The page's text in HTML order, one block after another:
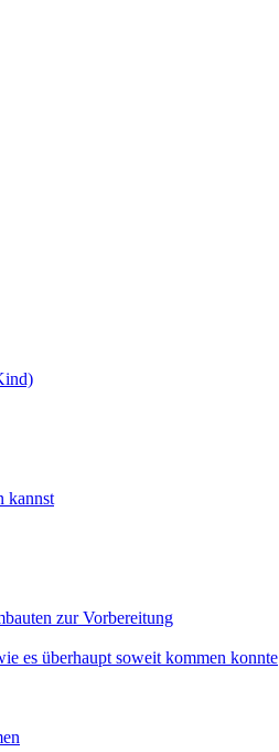
kannst
zur Vorbereitung
es überhaupt soweit kommen konnte